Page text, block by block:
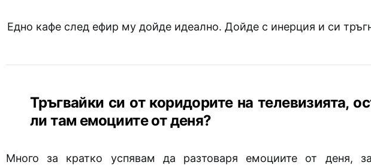
Едно кафе след ефир му дойде идеално. Дойде с инерция и си
Тръгвайки си от коридорите на телевизията,
ли там емоциите от деня?
Много за кратко успявам да разтоваря емоциите от деня,